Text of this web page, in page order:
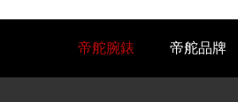
帝舵腕錶 帝舵品牌